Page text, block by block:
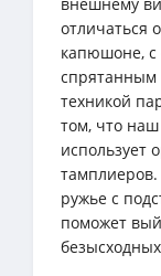
внешнему
отличаться
капюшоне, с
спрятанным
техникой
том, что наш
использует
тамплиеров.
ружье с
поможет